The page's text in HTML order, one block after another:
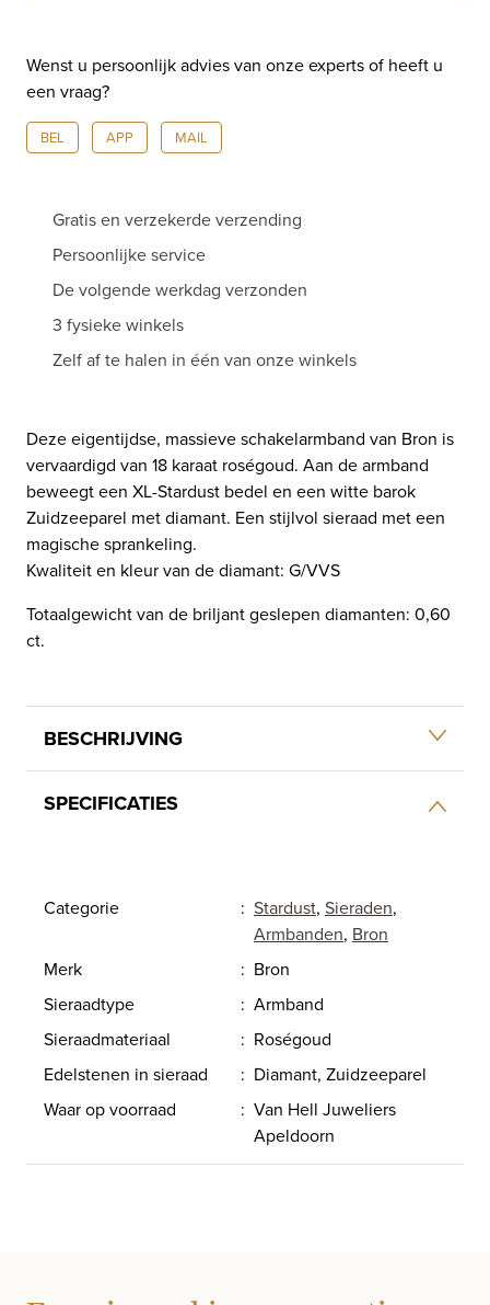
en
een
zuidzee
parel
Wenst u persoonlijk advies van onze experts of heeft u
een vraag?
BEL APP MAIL
Gratis en verzekerde verzending
Persoonlijke service
De volgende werkdag verzonden
3 fysieke winkels
Zelf af te halen in één van onze winkels
Deze eigentijdse, massieve schakelarmband van Bron is
vervaardigd van 18 karaat roségoud. Aan de armband
beweegt een XL-Stardust bedel en een witte barok
Zuidzeeparel met diamant. Een stijlvol sieraad met een
magische sprankeling.
Kwaliteit en kleur van de diamant: G/VVS
Totaalgewicht van de briljant geslepen diamanten: 0,60
ct.
BESCHRIJVING
SPECIFICATIES
Categorie : Stardust, Sieraden,
Armbanden, Bron
Merk
: Bron
Sieraadtype
: Armband
Sieraadmateriaal
: Roségoud
Edelstenen in sieraad
: Diamant, Zuidzeeparel
Waar op voorraad
: Van Hell Juweliers
Apeldoorn